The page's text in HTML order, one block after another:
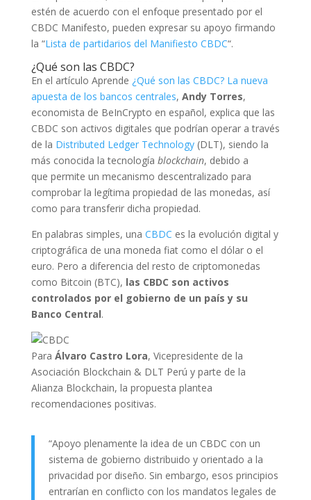
estén de acuerdo con el enfoque presentado por el
CBDC Manifesto, pueden expresar su apoyo firmando
la “Lista de partidarios del Manifiesto CBDC“.
¿Qué son las CBDC?
En el artículo Aprende ¿Qué son las CBDC? La nueva
apuesta de los bancos centrales, Andy Torres,
economista de BeInCrypto en español, explica que las
CBDC son activos digitales que podrían operar a través
de la Distributed Ledger Technology(DLT), siendo la
más conocida la tecnología blockchain, debido a
que permite un mecanismo descentralizado para
comprobar la legítima propiedad de las monedas, así
como para transferir dicha propiedad.
En palabras simples, una CBDC es la evolución digital y
criptográfica de una moneda fiat como el dólar o el
euro. Pero a diferencia del resto de criptomonedas
como Bitcoin (BTC), las CBDC son activos
controlados por el gobierno de un país y su
Banco Central.
Para Álvaro Castro Lora, Vicepresidente de la
Asociación Blockchain & DLT Perú y parte de la
Alianza Blockchain, la propuesta plantea
recomendaciones positivas.
“Apoyo plenamente la idea de un CBDC con un
sistema de gobierno distribuido y orientado a la
privacidad por diseño. Sin embargo, esos principios
entrarían en conflicto con los mandatos legales de